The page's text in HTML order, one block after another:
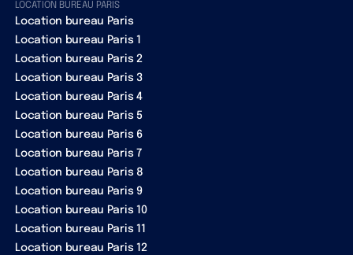
LOCATION BUREAU PARIS
Location bureau Paris
Location bureau Paris 1
Location bureau Paris 2
Location bureau Paris 3
Location bureau Paris 4
Location bureau Paris 5
Location bureau Paris 6
Location bureau Paris 7
Location bureau Paris 8
Location bureau Paris 9
Location bureau Paris 10
Location bureau Paris 11
Location bureau Paris 12